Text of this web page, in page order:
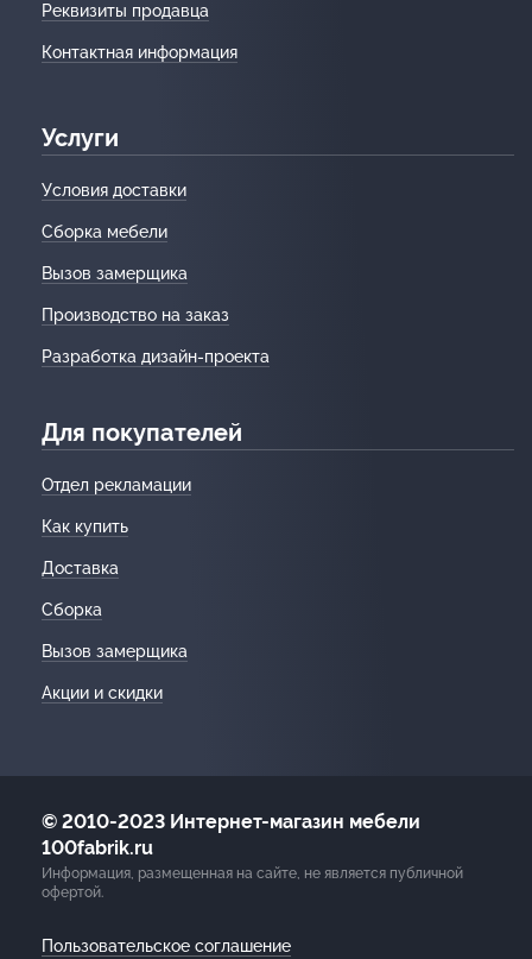
Реквизиты продавца
Контактная информация
Услуги
Условия доставки
Сборка мебели
Вызов замерщика
Производство на заказ
Разработка дизайн-проекта
Для покупателей
Отдел рекламации
Как купить
Доставка
Сборка
Вызов замерщика
Акции и скидки
© 2010-2023 Интернет-магазин мебели
100fabrik.ru
Информация, размещенная на сайте, не является публичной
офертой.
Пользовательское соглашение